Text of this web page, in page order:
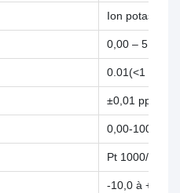
Ion
0,00 – 5 000
0.01(<1
±0,01
0,00-
Pt 1000/
-10,0 à